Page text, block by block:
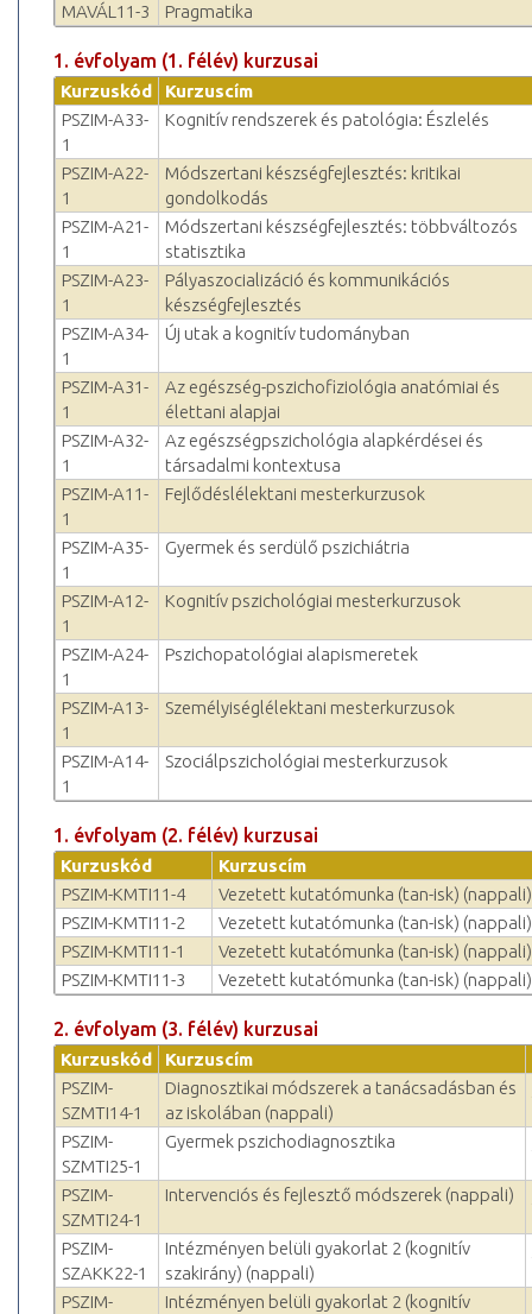
MAVÁL11-3 Pragmatika
1. évfolyam (1. félév) kurzusai
Kurzuskód
Kurzuscím
PSZIM-A33-
1
Kognitív rendszerek és patológia: Észlelés
PSZIM-A22-
1
Módszertani készségfejlesztés: kritikai
gondolkodás
PSZIM-A21-
1
Módszertani készségfejlesztés: többváltozós
statisztika
PSZIM-A23-
1
Pályaszocializáció és kommunikációs
készségfejlesztés
PSZIM-A34-
1
Új utak a kognitív tudományban
PSZIM-A31-
1
Az egészség-pszichofiziológia anatómiai és
élettani alapjai
PSZIM-A32-
1
Az egészségpszichológia alapkérdései és
társadalmi kontextusa
PSZIM-A11-
1
Fejlődéslélektani mesterkurzusok
PSZIM-A35-
1
Gyermek és serdülő pszichiátria
PSZIM-A12-
1
Kognitív pszichológiai mesterkurzusok
PSZIM-A24-
1
Pszichopatológiai alapismeretek
PSZIM-A13-
1
Személyiséglélektani mesterkurzusok
PSZIM-A14-
1
Szociálpszichológiai mesterkurzusok
1. évfolyam (2. félév) kurzusai
Kurzuskód
Kurzuscím
PSZIM-KMTI11-4
Vezetett kutatómunka (tan-isk) (nappali)
PSZIM-KMTI11-2
Vezetett kutatómunka (tan-isk) (nappali)
PSZIM-KMTI11-1
Vezetett kutatómunka (tan-isk) (nappali)
PSZIM-KMTI11-3
Vezetett kutatómunka (tan-isk) (nappali)
2. évfolyam (3. félév) kurzusai
Kurzuskód
Kurzuscím
PSZIM-
SZMTI14-1
Diagnosztikai módszerek a tanácsadásban és
az iskolában (nappali)
PSZIM-
SZMTI25-1
Gyermek pszichodiagnosztika
PSZIM-
SZMTI24-1
Intervenciós és fejlesztő módszerek (nappali)
PSZIM-
SZAKK22-1
Intézményen belüli gyakorlat 2 (kognitív
szakirány) (nappali)
PSZIM-
Intézményen belüli gyakorlat 2 (kognitív